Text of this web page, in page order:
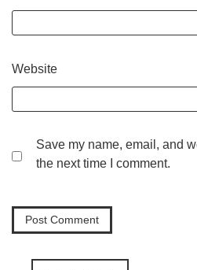
Website
Save my name, email, and
the next time I comment.